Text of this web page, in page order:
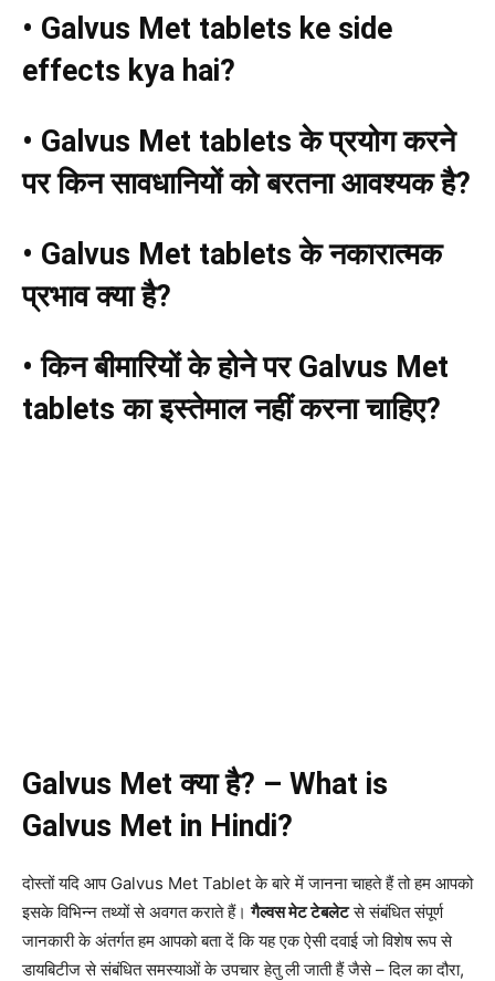
• Galvus Met tablets ke side
effects kya hai?
• Galvus Met tabletsके प्रयोग करने
पर किन सावधानियों को बरतना आवश्यक है?
• Galvus Met tabletsके नकारात्मक
प्रभाव क्या है?
•किन बीमारियों के होने पर Galvus Met
tabletsका इस्तेमाल नहीं करना चाहिए?
Galvus Met क्या है? – What is
Galvus Met in Hindi?
दोस्तों यदि आप Galvus Met Tablet के बारे में जानना चाहते हैं तो हम आपको
इसके विभिन्न तथ्यों से अवगत कराते हैं।गैल्वस मेट टेबलेटसे संबंधित संपूर्ण
जानकारी के अंतर्गत हम आपको बता दें कि यह एक ऐसी दवाई जो विशेष रूप से
डायबिटीज से संबंधित समस्याओं के उपचार हेतु ली जाती हैं जैसे – दिल का दौरा,